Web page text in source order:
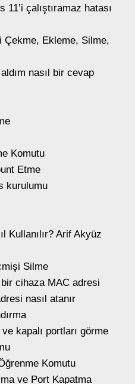
çalıştıramaz hatası
Çekme, Ekleme, Silme,
nasıl bir cevap
Komutu
Etme
kurulumu
Kullanılır? Arif Akyüz
Silme
cihaza MAC adresi
nasıl atanır
kapalı portları görme
Komutu
ve Port Kapatma